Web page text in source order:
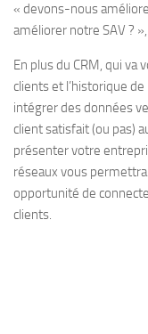
« devons-nous
améliorer notre SAV ?
En plus du CRM, qui va
clients et l’historique
intégrer des données
client satisfait (ou pas)
présenter votre
réseaux vous
opportunité de
clients.